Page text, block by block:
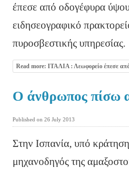
έπεσε από οδογέφυρα
ειδησεογραφικό
πυροσβεστικής υπηρεσίας.
Read more: ΙΤΑΛΙΑ : Λεωφορείο έπεσε από
Ο άνθρωπος πίσω
Published on 26 July 2013
Στην Ισπανία, υπό
μηχανοδηγός της